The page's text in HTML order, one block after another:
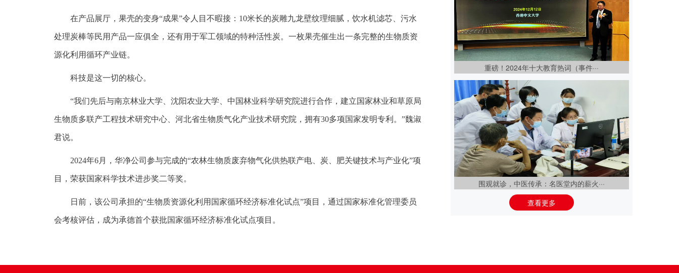
在产品展厅，果壳的变身“成果”令人目不暇接：10米长的炭雕九龙壁纹理细腻，饮水机滤芯、污水
处理炭棒等民用产品一应俱全，还有用于军工领域的特种活性炭。一枚果壳催生出一条完整的生物质资
源化利用循环产业链。
科技是这一切的核心。
“我们先后与南京林业大学、沈阳农业大学、中国林业科学研究院进行合作，建立国家林业和草原局
生物质多联产工程技术研究中心、河北省生物质气化产业技术研究院，拥有30多项国家发明专利。”魏淑
君说。
2024年6月，华净公司参与完成的“农林生物质废弃物气化供热联产电、炭、肥关键技术与产业化”项
目，荣获国家科学技术进步奖二等奖。
日前，该公司承担的“生物质资源化利用国家循环经济标准化试点”项目，通过国家标准化管理委员
会考核评估，成为承德首个获批国家循环经济标准化试点项目。
重磅！2024年十大教育热词（事件···
围观就诊，中医传承：名医堂内的薪火···